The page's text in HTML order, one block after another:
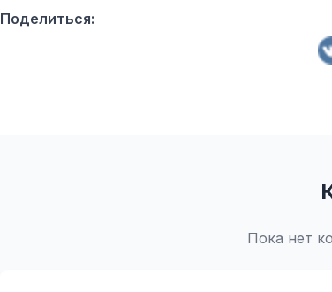
Поделиться:
Пока нет